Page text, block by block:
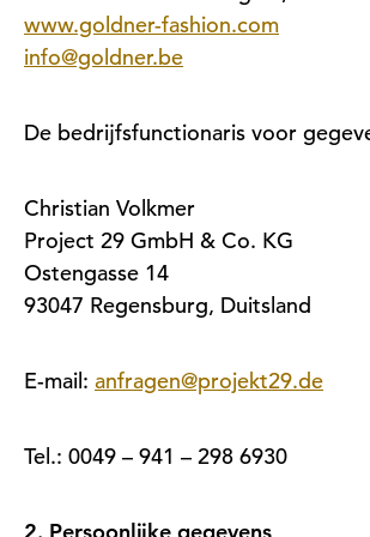
www.goldner-fashion.com
info@goldner.be
De bedrijfsfunctionaris voor
Christian Volkmer
Project 29 GmbH & Co. KG
Ostengasse 14
93047 Regensburg, Duitsland
E-mail: anfragen@projekt29.de
Tel.: 0049 – 941 – 298 6930